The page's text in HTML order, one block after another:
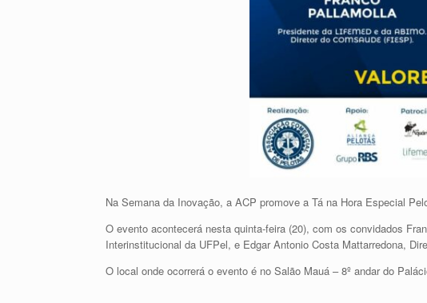
Na Semana da Inovação, a ACP promove a Tá na Hora Especial
O evento acontecerá nesta quinta-feira (20), com os convidados
Interinstitucional da UFPel, e Edgar Antonio Costa Mattarredona,
O local onde ocorrerá o evento é no Salão Mauá – 8º andar do